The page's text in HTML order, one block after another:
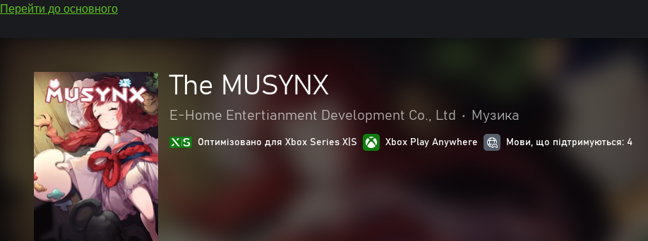
Перейти до основного
The MUSYNX
E-Home Entertianment Development Co., Ltd • Музика
Оптимізовано для Xbox Series X|S Xbox Play Anywhere Мови, що підтримуються: 4